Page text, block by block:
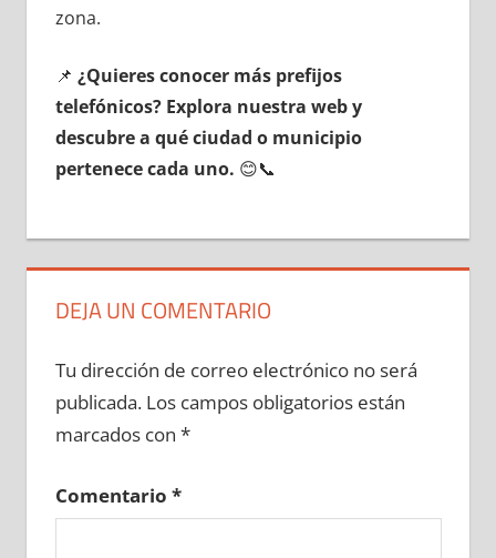
zona.
📌 ¿Quieres conocer mа́s prefijos
telefónicos? Explora nuestra web у
descubre а qué ciudad ο municipio
pertenece cada uno. 😊📞
DEJA UN COMENTARIO
Tu dirección de correo electrónico no será
publicada. Los campos obligatorios están
marcados con *
Comentario *